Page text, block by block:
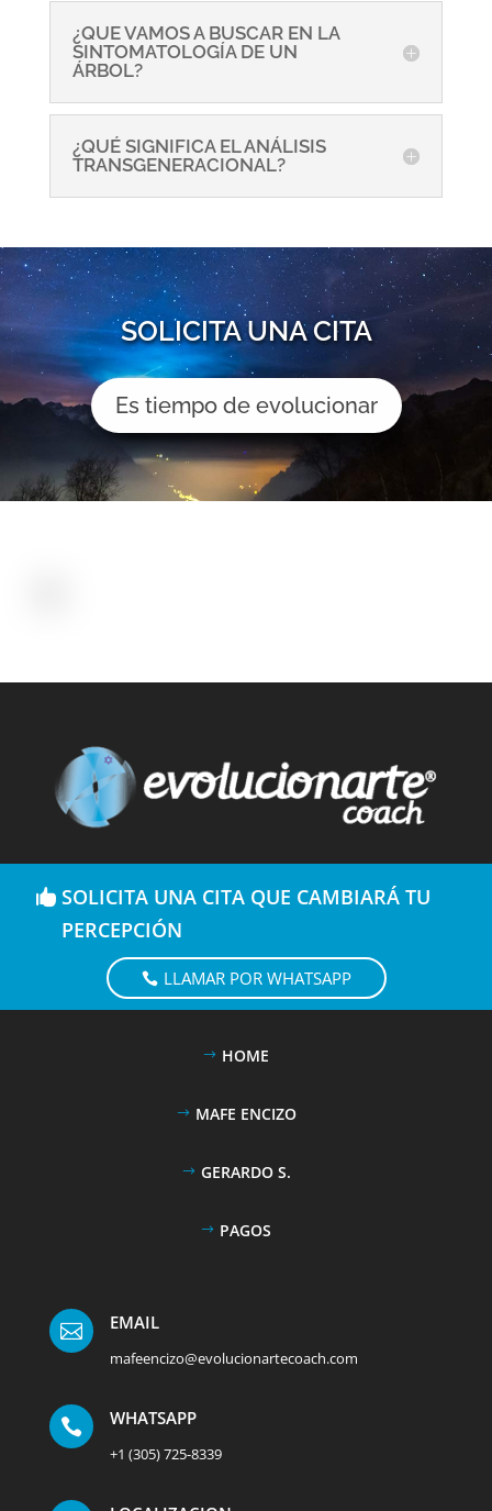
¿QUE VAMOS A BUSCAR EN LA
SINTOMATOLOGÍA DE UN
ÁRBOL?
¿QUÉ SIGNIFICA EL ANÁLISIS
TRANSGENERACIONAL?
SOLICITA UNA CITA
Es tiempo de evolucionar
SOLICITA UNA CITA QUE CAMBIARÁ TU
PERCEPCIÓN
LLAMAR POR WHATSAPP
HOME
MAFE ENCIZO
GERARDO S.
PAGOS
 EMAIL
mafeencizo@evolucionartecoach.com
 WHATSAPP
+1 (305) 725-8339